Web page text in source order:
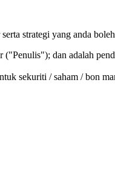
strategi yang anda
dan adalah
sekuriti / saham / bon